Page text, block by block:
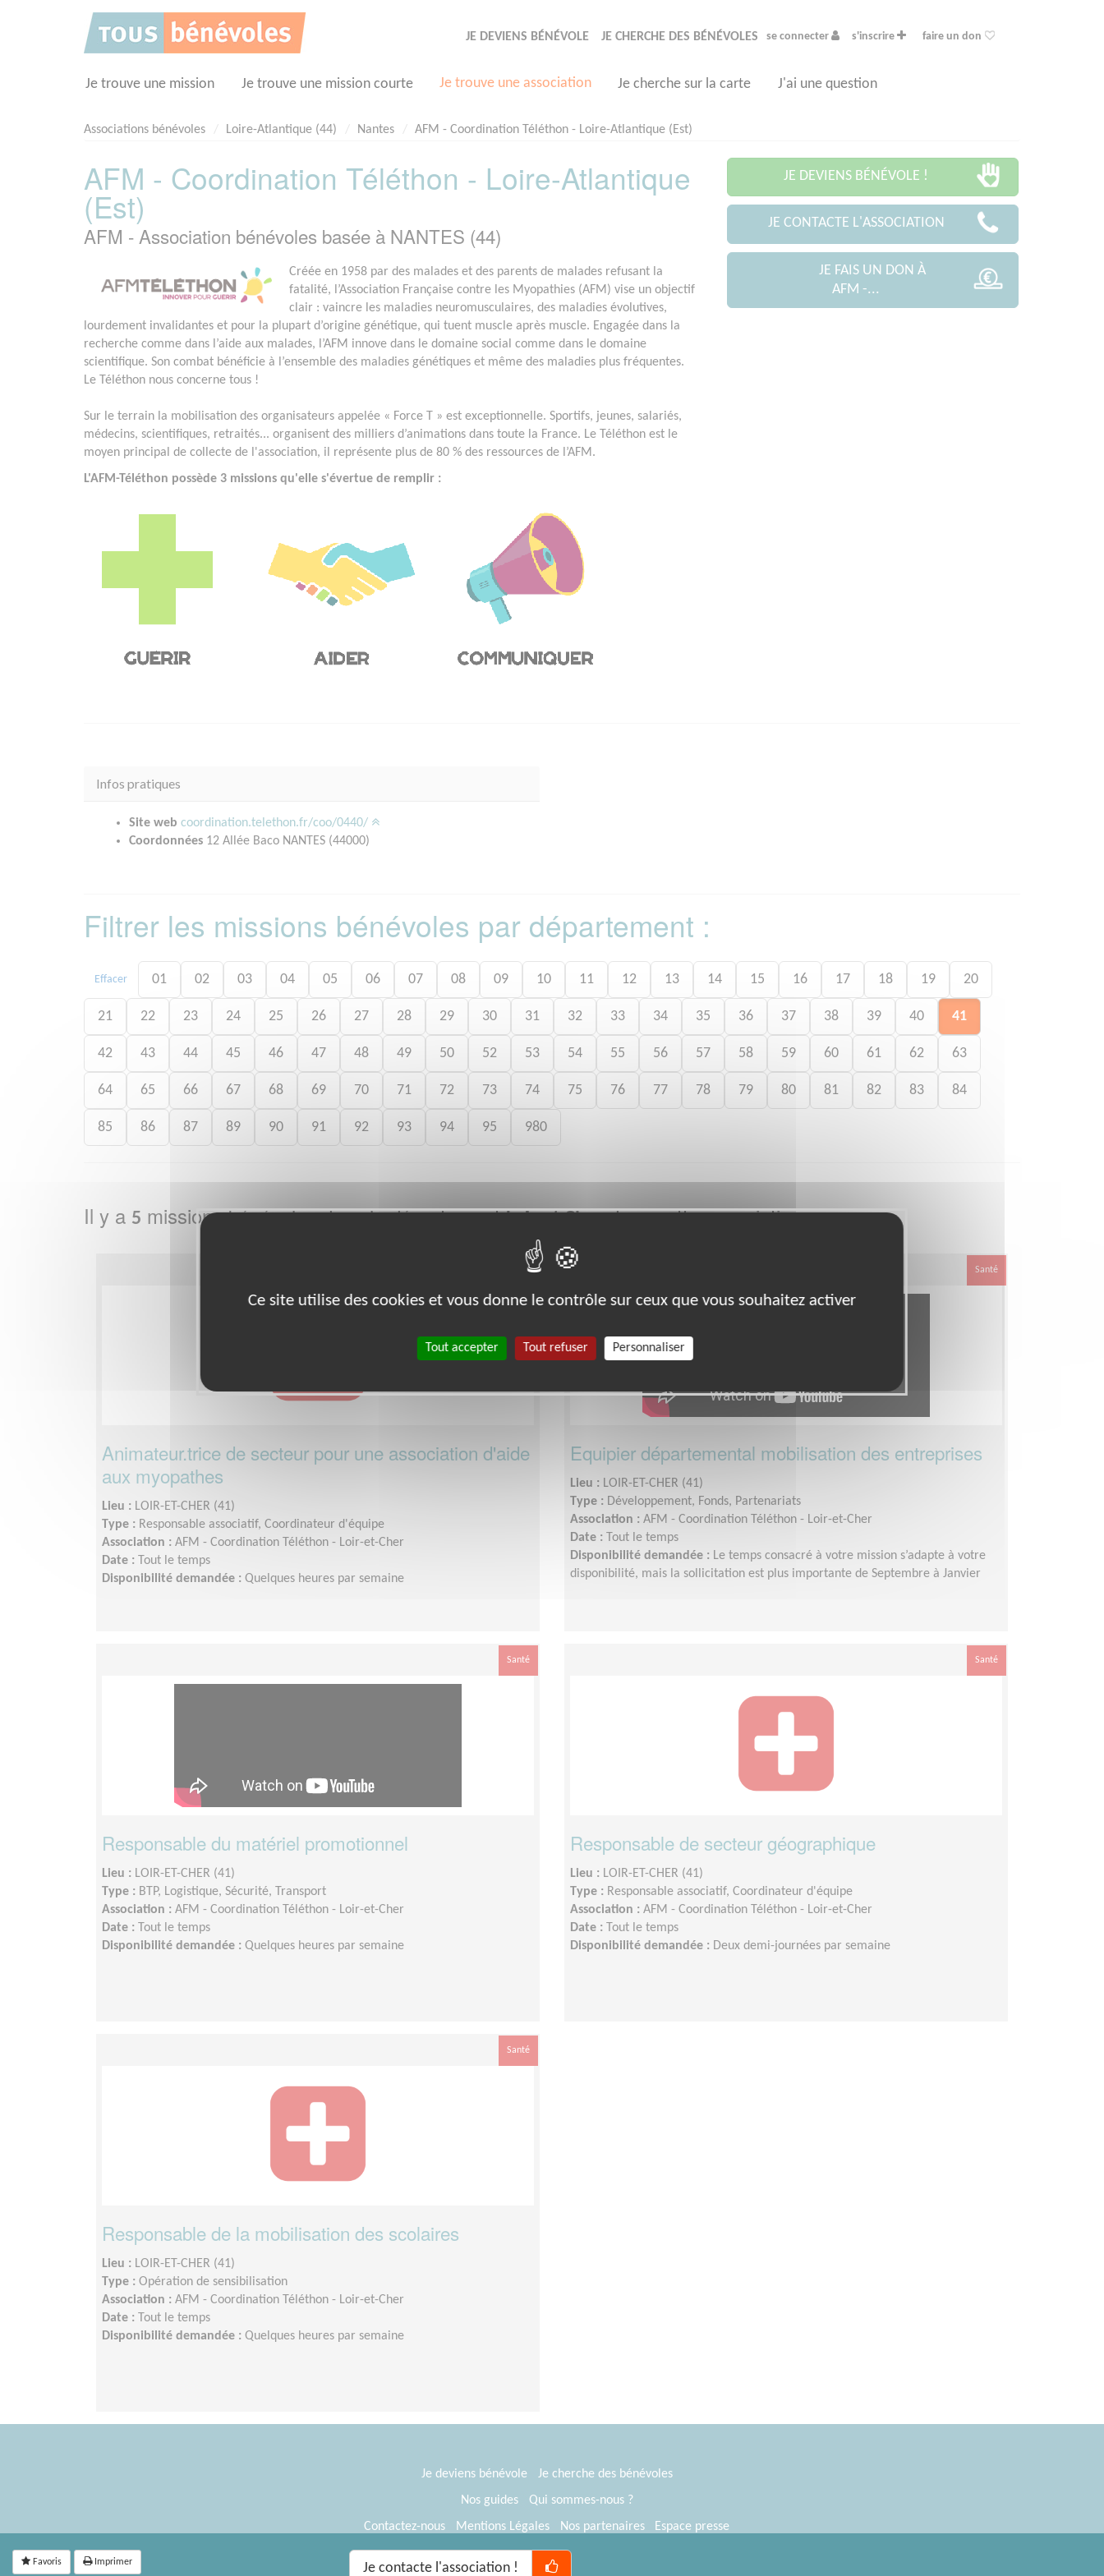
JE DEVIENS BÉNÉVOLE JE CHERCHE DES BÉNÉVOLES se connecter s'inscrire faire un don
Je trouve une mission Je trouve une mission courte Je trouve une association Je cherche sur la carte J'ai une question
Associations bénévoles Loire-Atlantique (44) Nantes AFM - Coordination Téléthon - Loire-Atlantique (Est)
AFM - Coordination Téléthon - Loire-Atlantique
(Est)
AFM - Association bénévoles basée à NANTES (44)
Créée en 1958 par des malades et des parents de malades refusant la
fatalité, l’Association Française contre les Myopathies (AFM) vise un objectif
clair : vaincre les maladies neuromusculaires, des maladies évolutives,
lourdement invalidantes et pour la plupart d’origine génétique, qui tuent muscle après muscle. Engagée dans la
recherche comme dans l’aide aux malades, l’AFM innove dans le domaine social comme dans le domaine
scientifique. Son combat bénéficie à l’ensemble des maladies génétiques et même des maladies plus fréquentes.
Le Téléthon nous concerne tous !
Sur le terrain la mobilisation des organisateurs appelée « Force T » est exceptionnelle. Sportifs, jeunes, salariés,
médecins, scientifiques, retraités... organisent des milliers d’animations dans toute la France. Le Téléthon est le
moyen principal de collecte de l'association, il représente plus de 80 % des ressources de l’AFM.
L'AFM-Téléthon possède 3 missions qu'elle s'évertue de remplir :
JE DEVIENS BÉNÉVOLE !
JE CONTACTE L'ASSOCIATION
JE FAIS UN DON À
AFM -...
Infos pratiques
Site web coordination.telethon.fr/coo/0440/
Coordonnées 12 Allée Baco NANTES (44000)
Filtrer les missions bénévoles par département :
Effacer 01 02 03 04 05 06 07 08 09 10 11 12 13 14 15 16 17 18 19 20
21 22 23 24 25 26 27 28 29 30 31 32 33 34 35 36 37 38 39 40 41
42 43 44 45 46 47 48 49 50 52 53 54 55 56 57 58 59 60 61 62 63
64 65 66 67 68 69 70 71 72 73 74 75 76 77 78 79 80 81 82 83 84
85 86 87 89 90 91 92 93 94 95 980
Il y a 5 missions bénévoles dans le départementLoir-et-Cherdans cette association
Santé
Animateur.trice de secteur pour une association d'aide
aux myopathes
Lieu : LOIR-ET-CHER (41)
Type : Responsable associatif, Coordinateur d'équipe
Association : AFM - Coordination Téléthon - Loir-et-Cher
Date :
Tout le temps
Disponibilité demandée : Quelques heures par semaine
Santé
Equipier départemental mobilisation des entreprises
Lieu : LOIR-ET-CHER (41)
Type : Développement, Fonds, Partenariats
Association : AFM - Coordination Téléthon - Loir-et-Cher
Date :
Tout le temps
Disponibilité demandée : Le temps consacré à votre mission s’adapte à votre
disponibilité, mais la sollicitation est plus importante de Septembre à Janvier
Santé
Responsable du matériel promotionnel
Lieu : LOIR-ET-CHER (41)
Type : BTP, Logistique, Sécurité, Transport
Association : AFM - Coordination Téléthon - Loir-et-Cher
Date :
Tout le temps
Disponibilité demandée : Quelques heures par semaine
Santé
Responsable de secteur géographique
Lieu : LOIR-ET-CHER (41)
Type : Responsable associatif, Coordinateur d'équipe
Association : AFM - Coordination Téléthon - Loir-et-Cher
Date :
Tout le temps
Disponibilité demandée : Deux demi-journées par semaine
Santé
Responsable de la mobilisation des scolaires
Lieu : LOIR-ET-CHER (41)
Type : Opération de sensibilisation
Association : AFM - Coordination Téléthon - Loir-et-Cher
Date :
Tout le temps
Disponibilité demandée : Quelques heures par semaine
Favoris Imprimer Je contacte l'association !
Je deviens bénévole
Je cherche des bénévoles
Nos guides
Qui sommes-nous ?
Contactez-nous
Mentions Légales Nos partenaires
Espace presse
® Tous Bénévoles 2012-2026
Ce site utilise des cookies et vous donne le contrôle sur ceux que vous souhaitez activer
Tout accepter Tout refuser Personnaliser